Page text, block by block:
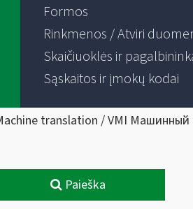
Formos
Rinkmenos / Atviri
Skaičiuoklės ir
Sąskaitos ir įmokų kodai
translation / VMI
Paieška